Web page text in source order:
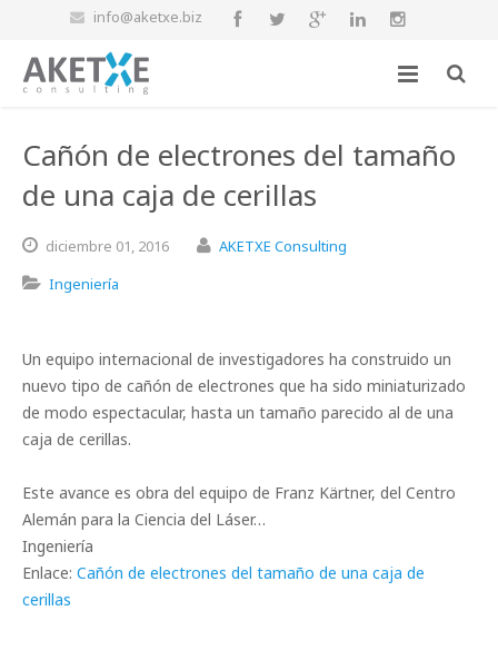
info@aketxe.biz
Cañón de electrones del tamaño
de una caja de cerillas
diciembre 01, 2016
AKETXE Consulting
Ingeniería
Un equipo internacional de investigadores ha construido un
nuevo tipo de cañón de electrones que ha sido miniaturizado
de modo espectacular, hasta un tamaño parecido al de una
caja de cerillas.
Este avance es obra del equipo de Franz Kärtner, del Centro
Alemán para la Ciencia del Láser…
Ingeniería
Enlace: Cañón de electrones del tamaño de una caja de
cerillas